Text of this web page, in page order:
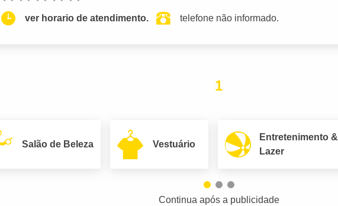
ver horario de atendimento. telefone não informado.
1
Salão de Beleza Vestuário
Entretenimento &
Lazer
Continua após a publicidade